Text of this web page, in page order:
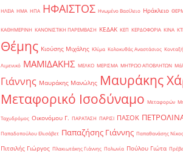
ΗΛΕΙΑ ΗΜΑ ΗΠΑ ΗΦΑΙΣΤΟΣ Ηνωμένο Βασίλειο Ηράκλειο
ΚΑΘΗΜΕΡΙΝΗ ΚΑΝΟΝΙΣΤΙΚΗ ΠΑΡΕΜΒΑΣΗ ΚΕΔΑΚ ΚΕΠ ΚΕΡΔΟΦΟΡΙΑ ΚΙΝΑ
Θέμης Κιούσης Μιχάλης Κλίμα Κολοκυθάς Αναστάσιος
Λιμενικό ΜΑΜΙΔΑΚΗΣ ΜΕΛΚΟ ΜΕΡΙΣΜΑ ΜΗΤΡΩΟ ΑΠΟΒΛΗΤΩΝ
Γιάννης Μαυράκης Μανώλης Μαυράκης
Μεταφορικό Ισοδύναμο Μεταφορών
Ταχυδρόμος Οικονόμου Γ. ΠΑΡΑΤΑΣΗ ΠΑΡΙΣΙ ΠΑΣΟΚ
Παπαδοπούλου Ελισάβετ Παπαζήσης Γιάννης Παπαθανάσης Νίκος
Πιτσιλής Γιώργος Πλακιωτάκης Γιάννης Πολωνία Πούλου Γιώτα